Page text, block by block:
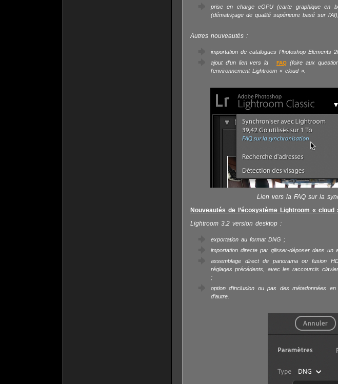
prise en charge eGPU (carte graphique en
(dématriçage de qualité supérieure basé sur
Autres nouveautés :
importation de catalogues Photoshop Elements
ajout d’un lien vers la
FAQ (foire aux
l’environnement Lightroom « cloud ».
Lien vers la FAQ sur la
Nouveautés de l’écosystème Lightroom « cloud
Lightroom 3.2 version desktop :
exportation au format DNG ;
importation directe par glisser-déposer dans un
assemblage direct de panorama ou fusion
réglages précédents, avec les raccourcis
;
option d’inclusion ou pas des métadonnées
d’autre.